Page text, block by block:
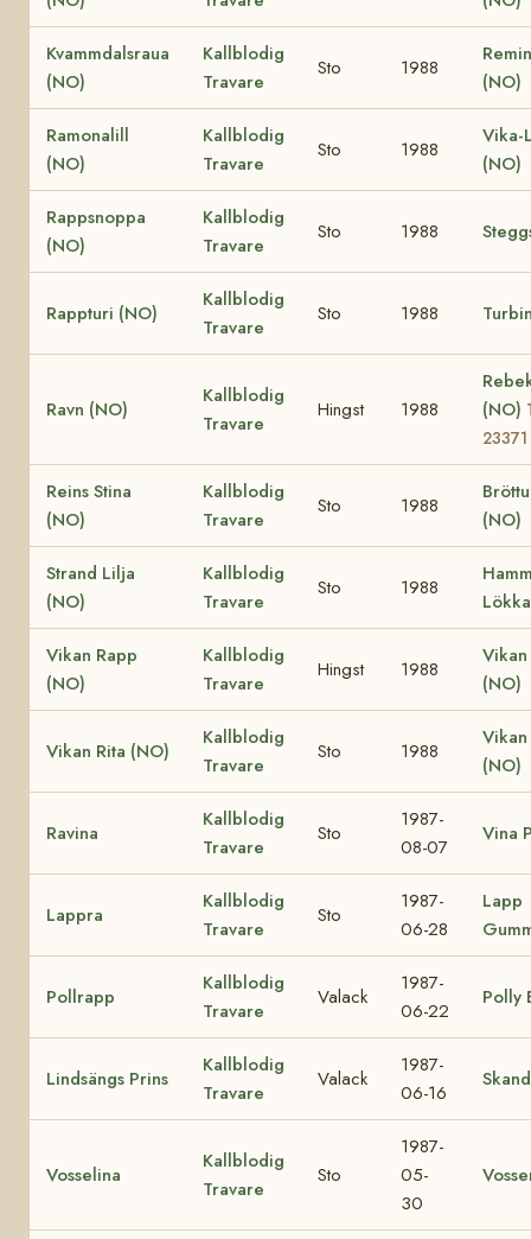
Kvammdalsraua
(NO)
Kallblodig
Travare
Sto 1988
(NO)
Ramonalill
(NO)
Kallblodig
Travare
Sto 1988
Vika-
(NO)
Rappsnoppa
(NO)
Kallblodig
Travare
Sto 1988
Rappturi (NO)
Kallblodig
Travare
Sto 1988
Ravn (NO)
Kallblodig
Travare
Hingst 1988
(NO)
23371
Reins Stina
(NO)
Kallblodig
Travare
Sto 1988
(NO)
Strand Lilja
(NO)
Kallblodig
Travare
Sto 1988
Vikan Rapp
(NO)
Kallblodig
Travare
Hingst 1988
(NO)
Vikan Rita (NO)
Kallblodig
Travare
Sto 1988
(NO)
Ravina
Kallblodig
Travare
Sto
1987-
08-07
Vina
Lappra
Kallblodig
Travare
Sto
1987-
06-28
Lapp
Pollrapp
Kallblodig
Travare
Valack
1987-
06-22
Polly
Lindsängs Prins
Kallblodig
Travare
Valack
1987-
06-16
Vosselina
Kallblodig
Travare
Sto
1987-
05-
30